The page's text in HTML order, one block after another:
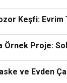
Keşfi:
Örnek Proje:
ve Evden